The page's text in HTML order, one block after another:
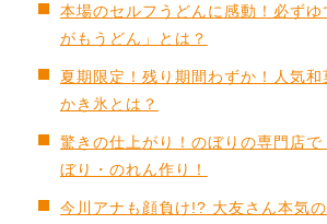
本場のセルフうどんに感動！必ずゆ
がもうどん」とは？
夏期限定！残り期間わずか！人気
かき氷とは？
驚きの仕上がり！のぼりの専門店
ぼり・のれん作り！
今川アナも顔負け!? 大友さん本気